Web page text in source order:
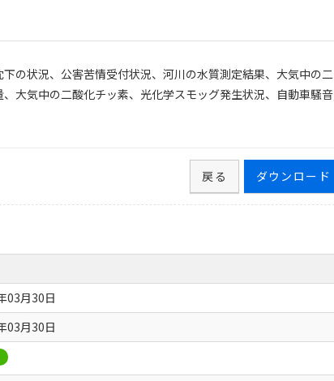
の状況、公害苦情受付状況、河川の水質測定結果、大気中の二
大気中の二酸化チッ素、光化学スモッグ発生状況、自動車騒音
ダウンロード
戻る
03月30日
03月30日